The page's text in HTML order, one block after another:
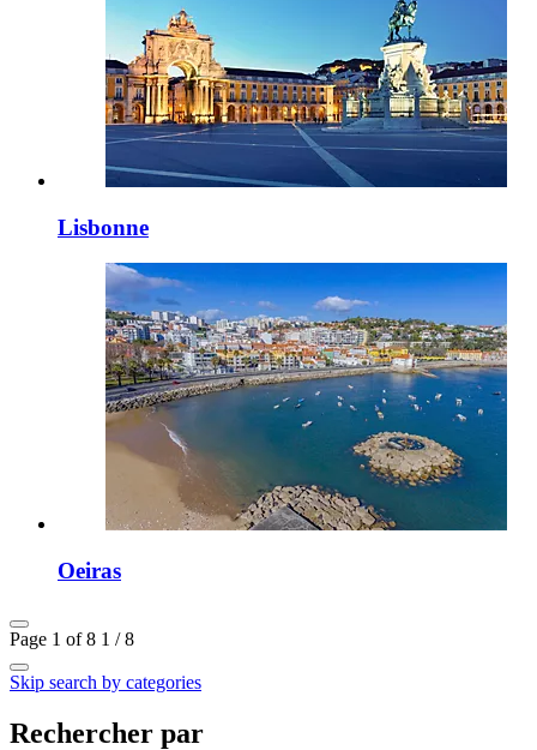
Lisbonne
Oeiras
Page 1 of 8 1 / 8
Skip search by categories
Rechercher par